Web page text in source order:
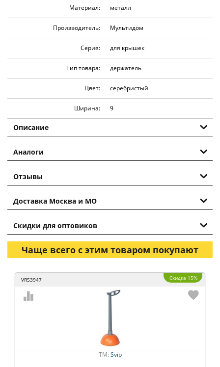
Материал: металл
Производитель: Мультидом
Серия: для крышек
Тип товара: держатель
Цвет: серебристый
Ширина: 9
Описание
Аналоги
Отзывы
Доставка Москва и МО
Скидки для оптовиков
Чаще всего с этим товаром покупают
VR53947 Скидка 15%
ТМ: Svip